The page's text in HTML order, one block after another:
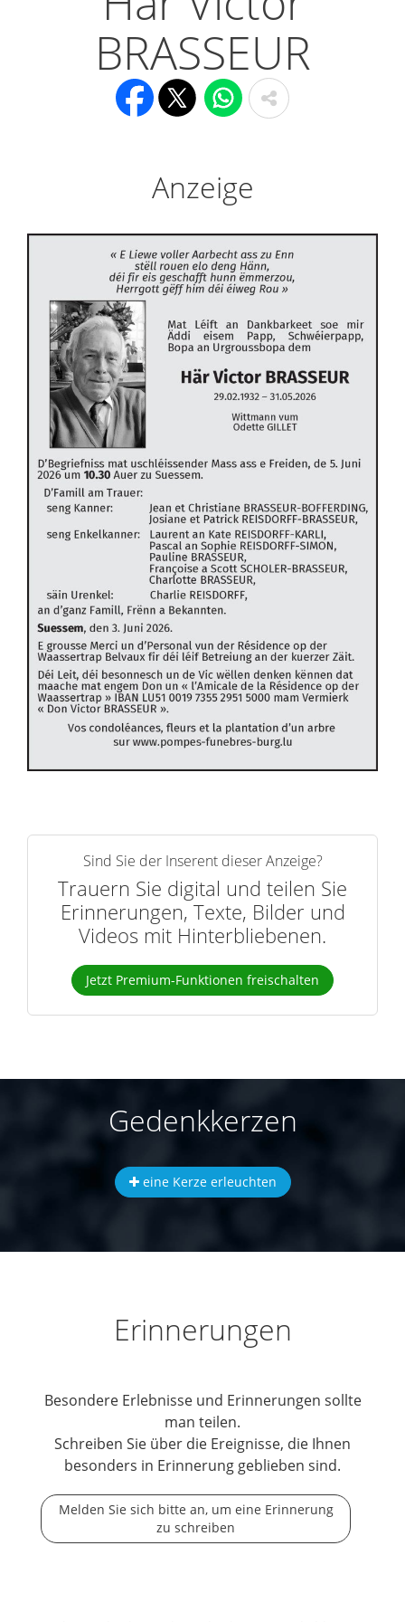
BRASSEUR
Anzeige
Sind Sie der Inserent dieser Anzeige?
Trauern Sie digital und teilen Sie
Erinnerungen, Texte, Bilder und
Videos mit Hinterbliebenen.
Jetzt Premium-Funktionen freischalten
Gedenkkerzen
eine Kerze erleuchten
Erinnerungen
Besondere Erlebnisse und Erinnerungen sollte
man teilen.
Schreiben Sie über die Ereignisse, die Ihnen
besonders in Erinnerung geblieben sind.
Melden Sie sich bitte an, um eine Erinnerung
zu schreiben